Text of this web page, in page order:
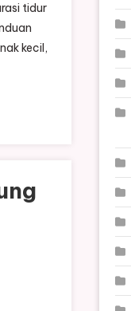
tidur
kecil,